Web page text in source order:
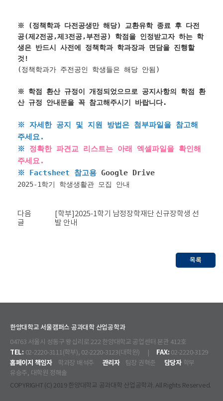
※ (정책학과 다전공생만 해당) 교환유학 종료 후 다전
공(제2전공,제3전공,부전공) 학점을 인정받고자 하는 학
생은 반드시 사전에 정책학과 학과장과 면담을 진행할
것!
(정책학과가 주전공인 학생들은 해당 안됨)
※ 학점 환산 규정이 개정되었으므로 공지사항의 학점 환
산 규정 안내문을 꼭 참고해주시기 바랍니다.
※ 자세한 공지 및 지원 방법은 첨부파일을 참고해
주세요.
※ 정확한 파견교 리스트는 아래 엑셀파일을 확인해
주세요.
※ Factsheet 참고용 Google Drive
2025-1학기 학생생활관 모집 안내
다음
글
[학부]2025-1학기 남정장학재단 신규장학생 선
발 안내
목록
한양대학교 서울캠퍼스 공과대학 산업공학과
04763 서울시 성동구 왕십리로 222 한양대학교 공업센터 본관 412호
TEL: 02-2220-3111(학부), 02-2220-3123(대학원) | FAX: 02-2220-3129
홈페이지 책임자 학과장 배석주 관리자 팀장 권혁준 담당자학부
유승주, 대학원 정해솔
COPYRIGHT (C) 2019 한양대학교 공과대학 산업공학과. All Rights Reserved.